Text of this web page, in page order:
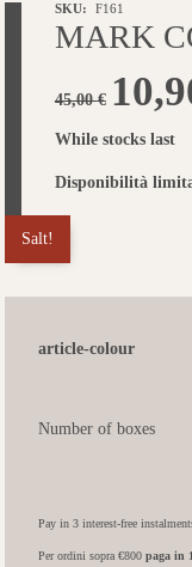
SKU: F161
MARK
45,00€
Il
prezzo
originale
45,00 €.
While stocks last
Disponibilità
Salt!
article-colour
Number of boxes
Pay in 3 interest-free
Per ordini sopra €800 paga in